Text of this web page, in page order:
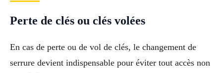
Perte de clés ou clés volées
En cas de perte ou de vol de clés, le changement de
serrure devient indispensable pour éviter tout accès non